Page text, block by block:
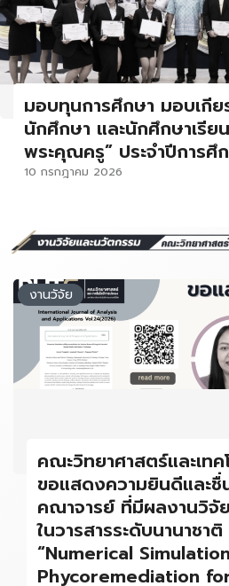
มอบทุนการศึกษา มอบเกี
นักศึกษา และนักศึกษาเรีย
พระคุณครู” ประจำปีการศึ
10 กรกฎาคม 2026
งานวัจัย
คณะวิทยาศาสตร์และเทค
ขอแสดงความยินดีและ
คณาจารย์ ที่มีผลงานวิจั
ในวารสารระดับนานาชาติ
“Numerical
Phycoremediation